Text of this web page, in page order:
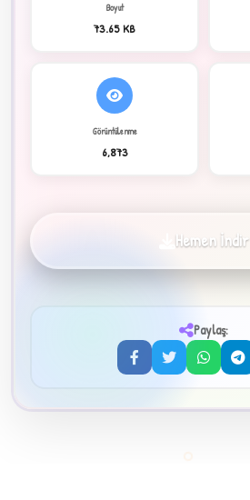
Boyut
73.65 KB
Görüntülenme
6,873
Hemen İndir
Paylaş: